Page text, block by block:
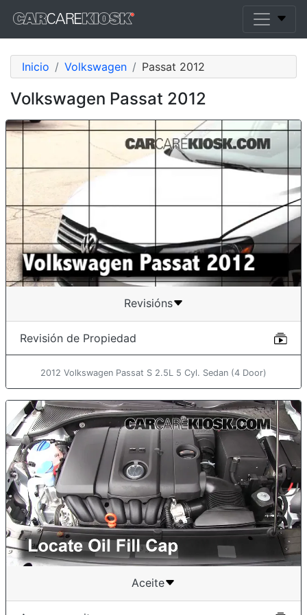
Inicio Volkswagen Passat 2012
Volkswagen Passat 2012
Revisións
Revisión de Propiedad
2012 Volkswagen Passat S 2.5L 5 Cyl. Sedan (4 Door)
Aceite